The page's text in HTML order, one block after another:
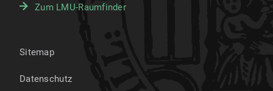
Zum LMU-Raumfinder
Sitemap
Datenschutz